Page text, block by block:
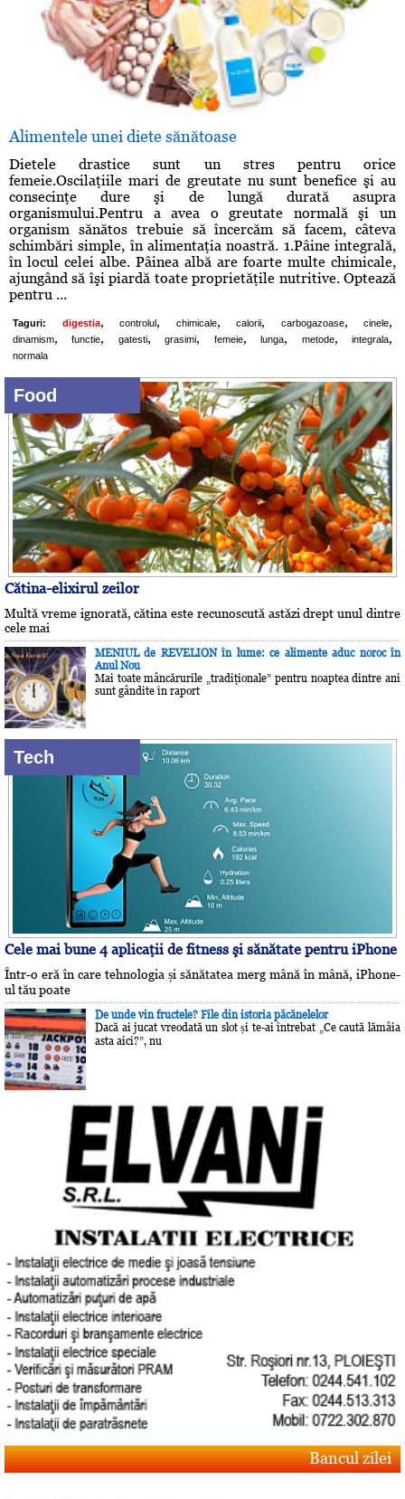
Alimentele unei diete sănătoase
Dietele drastice sunt un stres pentru orice
femeie.Oscilaţiile mari de greutate nu sunt benefice şi au
consecinţe dure şi de lungă durată asupra
organismului.Pentru a avea o greutate normală şi un
organism sănătos trebuie să încercăm să facem, câteva
schimbări simple, în alimentaţia noastră. 1.Pâine integrală,
în locul celei albe. Pâinea albă are foarte multe chimicale,
ajungând să îşi piardă toate proprietăţile nutritive. Optează
pentru ...
Taguri: digestia, controlul , chimicale, calorii, carbogazoase, cinele,
dinamism, functie, gatesti, grasimi, femeie, lunga, metode, integrala,
normala
Food
Cătina-elixirul zeilor
Multă vreme ignorată, cătina este recunoscută astăzi drept unul dintre
cele mai
MENIUL de REVELION în lume: ce alimente aduc noroc în
Anul Nou
Mai toate mâncărurile „tradiţionale” pentru noaptea dintre ani
sunt gândite în raport
Tech
Cele mai bune 4 aplicaţii de fitness şi sănătate pentru iPhone
Într-o eră în care tehnologia și sănătatea merg mână în mână, iPhone-
ul tău poate
De unde vin fructele? File din istoria păcănelelor
Dacă ai jucat vreodată un slot și te-ai întrebat „Ce caută lămâia
asta aici?”, nu
Bancul zilei